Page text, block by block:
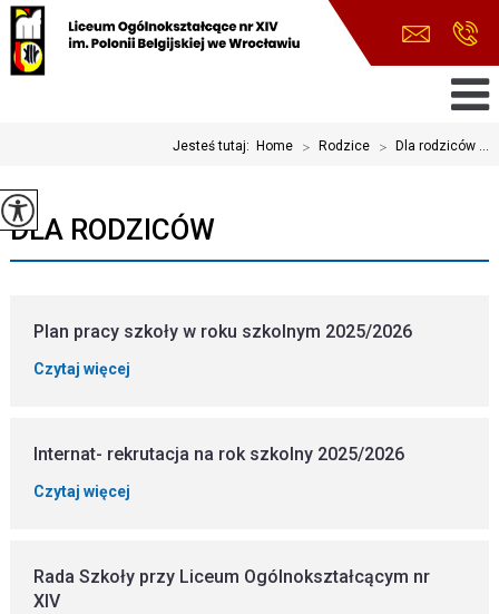
Jesteś tutaj: Home > Rodzice > Dla rodziców ...
DLA RODZICÓW
Plan pracy szkoły w roku szkolnym 2025/2026
Czytaj więcej
Internat- rekrutacja na rok szkolny 2025/2026
Czytaj więcej
Rada Szkoły przy Liceum Ogólnokształcącym nr
XIV